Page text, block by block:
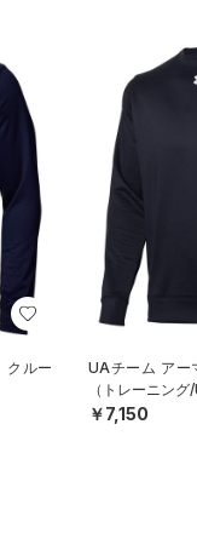
クルー
UAチーム アー
（トレーニング/
￥7,150